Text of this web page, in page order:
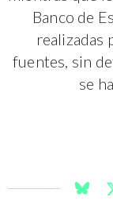
Banco de
realizadas
fuentes, sin
se